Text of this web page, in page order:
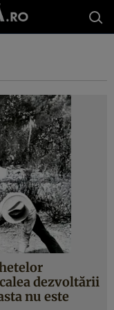
dezvoltării
nu este